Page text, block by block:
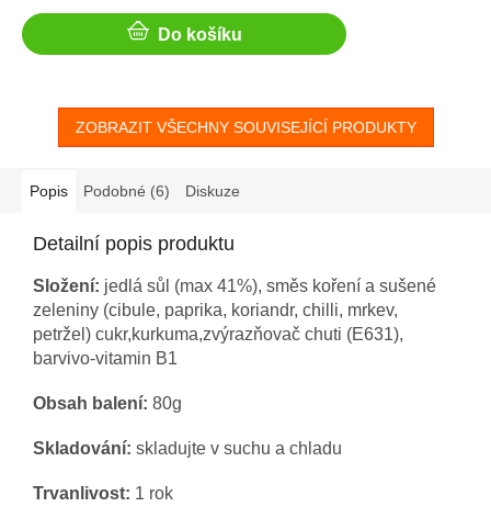
Do košíku
ZOBRAZIT VŠECHNY SOUVISEJÍCÍ PRODUKTY
Popis Podobné (6) Diskuze
Detailní popis produktu
Složení: jedlá sůl (max 41%), směs koření a sušené
zeleniny (cibule, paprika, koriandr, chilli, mrkev,
petržel) cukr,kurkuma,zvýrazňovač chuti (E631),
barvivo-vitamin B1
Obsah balení: 80g
Skladování: skladujte v suchu a chladu
Trvanlivost: 1 rok